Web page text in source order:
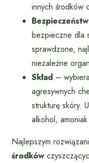
innych środków
bezpieczne dla
sprawdzone,
niezależne
Skład –
agresywnych
strukturę skóry.
alkohol,
Najlepszym
środków